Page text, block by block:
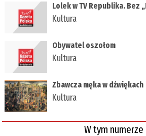
​Lolek w TV Republika. Bez
Kultura
Obywatel oszołom
Kultura
Zbawcza męka w dźwiękach
Kultura
W tym numerze